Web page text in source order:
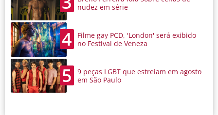
nudez em série
4
Filme gay PCD, 'London' será exibido
no Festival de Veneza
5
9 peças LGBT que estreiam em agosto
em São Paulo